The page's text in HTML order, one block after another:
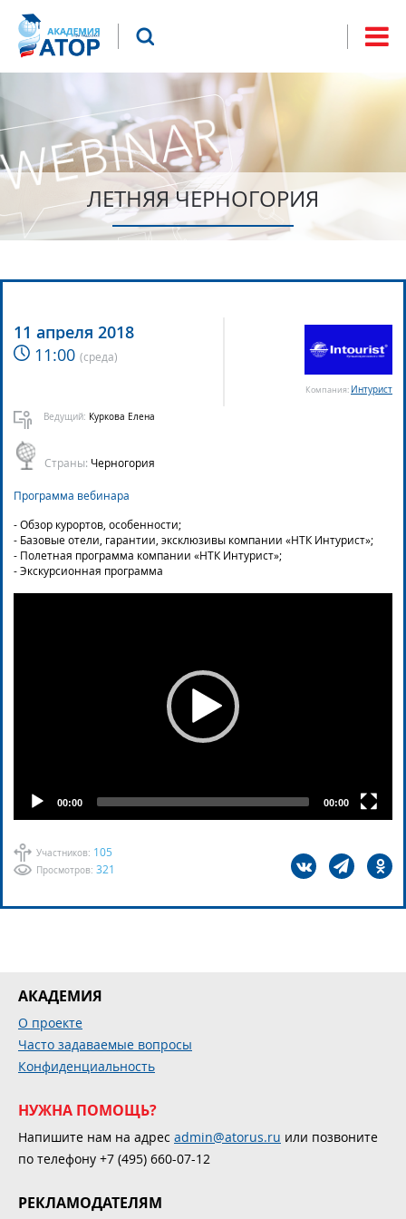
поиска
Что будем искать?
ЛЕТНЯЯ ЧЕРНОГОРИЯ
11 апреля 2018
11:00 (среда)
Компания: Интурист
Участников: 105
Просмотров: 321
Ведущий: Куркова Елена
Страны: Черногория
Программа вебинара
- Обзор курортов, особенности;
- Базовые отели, гарантии, эксклюзивы компании «НТК Интурист»;
- Полетная программа компании «НТК Интурист»;
- Экскурсионная программа
00:00 00:00
АКАДЕМИЯ
О проекте
Часто задаваемые вопросы
Конфиденциальность
НУЖНА ПОМОЩЬ?
Напишите нам на адрес admin@atorus.ru или позвоните
по телефону +7 (495) 660-07-12
РЕКЛАМОДАТЕЛЯМ